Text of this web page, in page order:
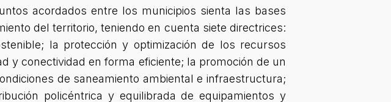
acordados entre los municipios sienta las bases
del territorio, teniendo en cuenta siete directrices:
la protección y optimización de los recursos
y conectividad en forma eficiente; la promoción de un
de saneamiento ambiental e infraestructura;
policéntrica y equilibrada de equipamientos y